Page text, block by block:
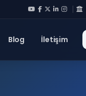
Blog İletişim